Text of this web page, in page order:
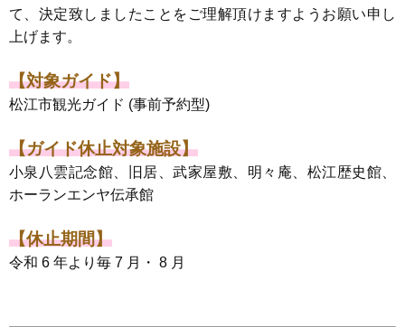
て、決定致しましたことをご理解頂けますようお願い申し
上げます。
【対象ガイド】
松江市観光ガイド (事前予約型)
【ガイド休止対象施設】
小泉八雲記念館、旧居、武家屋敷、明々庵、松江歴史館、
ホーランエンヤ伝承館
【休止期間】
令和 6 年より毎 7 月・ 8 月